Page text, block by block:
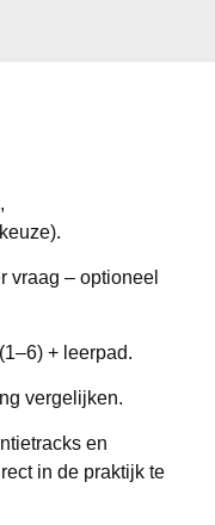
vraag – optioneel
+ leerpad.
vergelijken.
en
in de praktijk te